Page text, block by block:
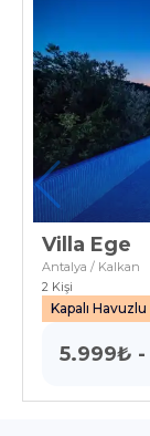
Villa Ege
Antalya / Kalkan
2 Kişi
Kapalı Havuzlu
5.999₺ -